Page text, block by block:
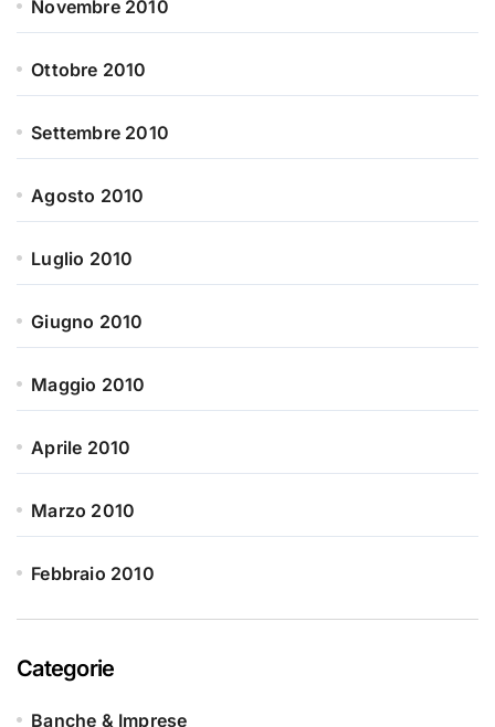
Novembre 2010
Ottobre 2010
Settembre 2010
Agosto 2010
Luglio 2010
Giugno 2010
Maggio 2010
Aprile 2010
Marzo 2010
Febbraio 2010
Categorie
Banche & Imprese